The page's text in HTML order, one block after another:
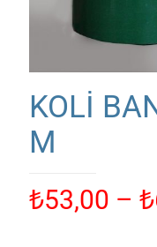
KOLİ
M
₺53,00 – ₺